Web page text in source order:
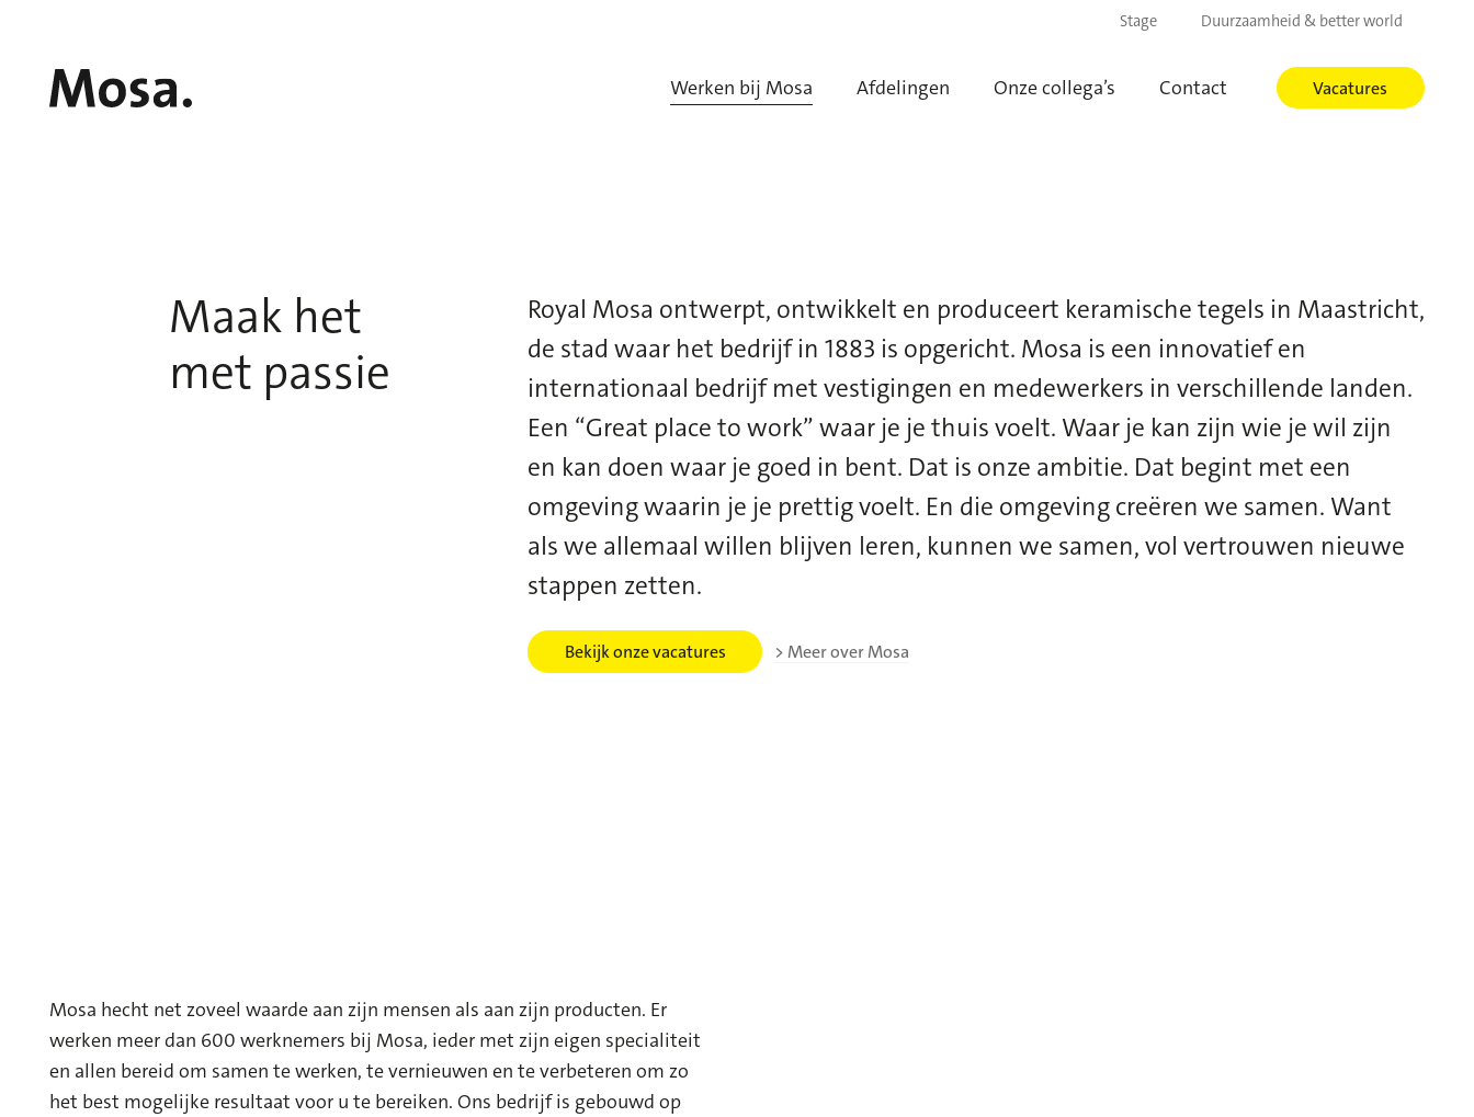
Stage Duurzaamheid & better world
Werken bij Mosa Afdelingen Onze collega’s Contact Vacatures
Maak het
met passie
Royal Mosa ontwerpt, ontwikkelt en produceert keramische tegels in Maastricht,
de stad waar het bedrijf in 1883 is opgericht. Mosa is een innovatief en
internationaal bedrijf met vestigingen en medewerkers in verschillende landen.
Een “Great place to work” waar je je thuis voelt. Waarje kan zijn wie je wil zijn
en kan doen waar je goed in bent. Dat is onze ambitie. Dat begint met een
omgeving waarin je je prettig voelt. En die omgeving creëren we samen. Want
als we allemaal willen blijven leren, kunnen we samen, vol vertrouwen nieuwe
stappen zetten.
Bekijk onze vacatures Meer over Mosa
Mosa hecht net zoveel waarde aan zijn mensen als aan zijn producten. Er
werken meer dan 600 werknemers bij Mosa, ieder met zijn eigen specialiteit
en allen bereid om samen te werken, te vernieuwen en te verbeteren om zo
het best mogelijke resultaat voor u te bereiken. Ons bedrijf is gebouwd op